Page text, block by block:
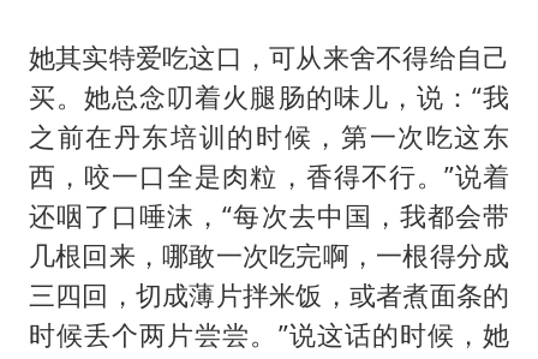
她其实特爱吃这口，可从来舍不得给自己
买。她总念叨着火腿肠的味儿，说：“我
之前在丹东培训的时候，第一次吃这东
西，咬一口全是肉粒，香得不行。”说着
还咽了口唾沫，“每次去中国，我都会带
几根回来，哪敢一次吃完啊，一根得分成
三四回，切成薄片拌米饭，或者煮面条的
时候丢个两片尝尝。”说这话的时候，她